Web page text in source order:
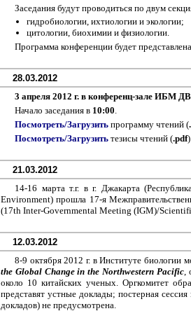
Заседания будут проводиться по двум
гидробиологии, ихтиологии и экологии;
цитологии, биохимии и физиологии.
Программа конференции будет
28.03.2012
3 апреля 2012 г. в конференц-зале ИБМ
Начало заседания в 10:00.
Посмотреть/Загрузить программу чтений (
Посмотреть/Загрузить тезисы чтений (.pdf)
21.03.2012
14-16 марта т.г. в г. Джакарта
Environment) прошла 17-я
(17th Inter-Governmental Meeting (IGM)/
12.03.2012
8-9 октября 2012 г. в Институте
the Global Change in the Northwestern Pacific,
около 10 китайских ученых. Оргкомитет
представят устные доклады; постерная
докладов) не предусмотрена.